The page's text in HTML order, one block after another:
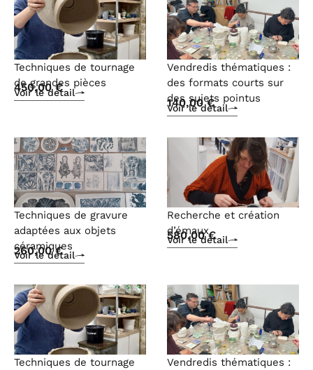
Techniques de tournage
de grandes pièces
450,00€
Voir le détail
Vendredis thématiques :
des formats courts sur
des sujets pointus
140,00€
Voir le détail
Techniques de gravure
adaptées aux objets
céramiques
260,00€
Voir le détail
Recherche et création
d’émaux
580,00€
Voir le détail
Techniques de tournage
Vendredis thématiques :